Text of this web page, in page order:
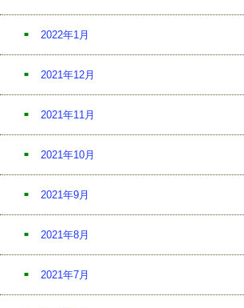
2022年1月
2021年12月
2021年11月
2021年10月
2021年9月
2021年8月
2021年7月